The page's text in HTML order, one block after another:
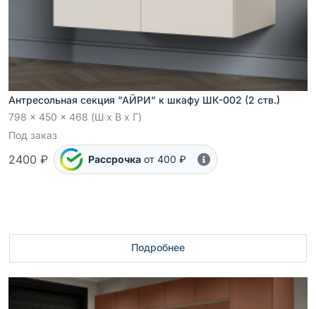
Антресольная секция "АЙРИ" к шкафу ШК-002 (2 ств.)
798 x 450 x 468 (Ш x В x Г)
Под заказ
2400 ₽ Рассрочка от 400 ₽
Подробнее